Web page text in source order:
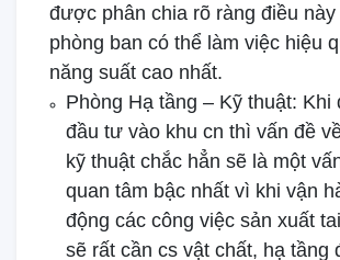
được phân chia rõ ràng điều này
phòng ban có thể làm việc hiệu
năng suất cao nhất.
Phòng Hạ tầng – Kỹ thuật: Khi
đầu tư vào khu cn thì vấn đề
kỹ thuật chắc hẳn sẽ là một
quan tâm bậc nhất vì khi vận
động các công việc sản xuất
sẽ rất cần cs vật chất, hạ tầng